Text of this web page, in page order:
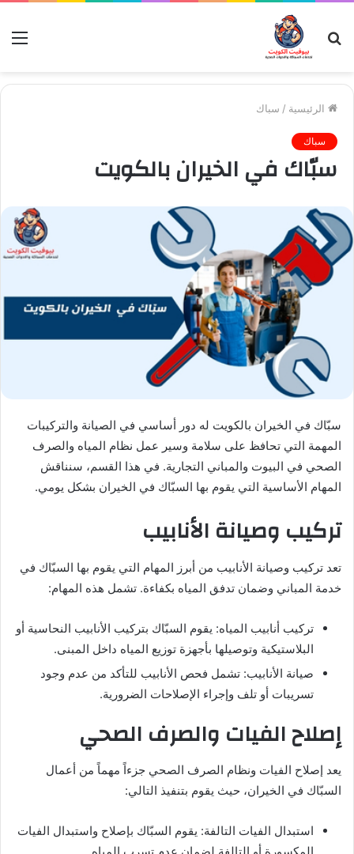
بحث
عن
الرئيسية / سباك
سباك
سبّاك في الخيران بالكويت
سبّاك في الخيران بالكويت له دور أساسي في الصيانة والتركيبات
المهمة التي تحافظ على سلامة وسير عمل نظام المياه والصرف
الصحي في البيوت والمباني التجارية. في هذا القسم، سنناقش
المهام الأساسية التي يقوم بها السبّاك في الخيران بشكل يومي.
تركيب وصيانة الأنابيب
تعد تركيب وصيانة الأنابيب من أبرز المهام التي يقوم بها السبّاك في
خدمة المباني وضمان تدفق المياه بكفاءة. تشمل هذه المهام:
تركيب أنابيب المياه: يقوم السبّاك بتركيب الأنابيب النحاسية أو
البلاستيكية وتوصيلها بأجهزة توزيع المياه داخل المبنى.
صيانة الأنابيب: تشمل فحص الأنابيب للتأكد من عدم وجود
تسريبات أو تلف وإجراء الإصلاحات الضرورية.
إصلاح الفيات والصرف الصحي
يعد إصلاح الفيات ونظام الصرف الصحي جزءاً مهماً من أعمال
السبّاك في الخيران، حيث يقوم بتنفيذ التالي:
استبدال الفيات التالفة: يقوم السبّاك بإصلاح واستبدال الفيات